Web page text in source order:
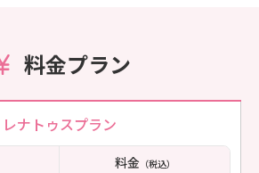
料金プラン
レナトゥスプラン
料金（税込）